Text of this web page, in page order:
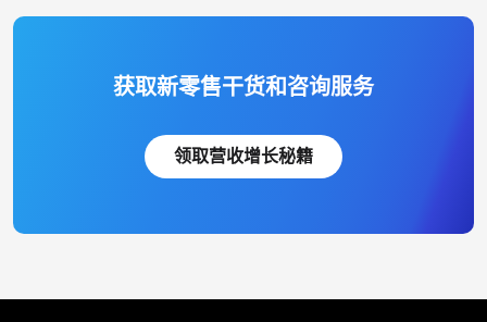
获取新零售干货和咨询服务
领取营收增长秘籍